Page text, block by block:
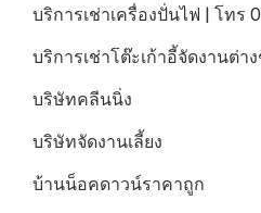
บริการเช่าเครื่องปั่นไฟ | โทร
บริการเช่าโต๊ะเก้าอี้จัดงานต่าง
บริษัทคลีนนิ่ง
บริษัทจัดงานเลี้ยง
บ้านน็อคดาวน์ราคาถูก